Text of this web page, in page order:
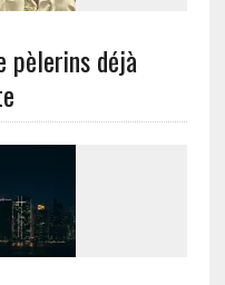
pèlerins déjà